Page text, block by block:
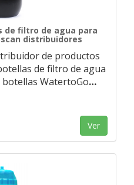
de filtro de agua para
distribuidores
de productos
de filtro de agua
WatertoGo…
Ver